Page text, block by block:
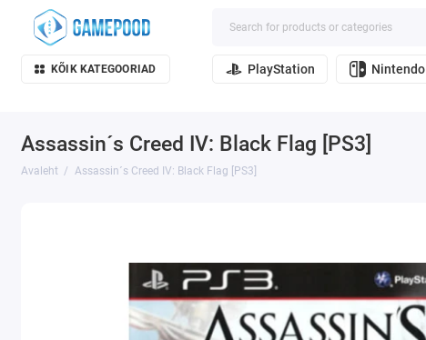
KÕIK KATEGOORIAD PlayStation Nintendo
Assassin´s Creed IV: Black Flag [PS3]
Avaleht Assassin´s Creed IV: Black Flag [PS3]